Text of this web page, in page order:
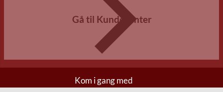
Gå til Kundecenter
Kom i gang med